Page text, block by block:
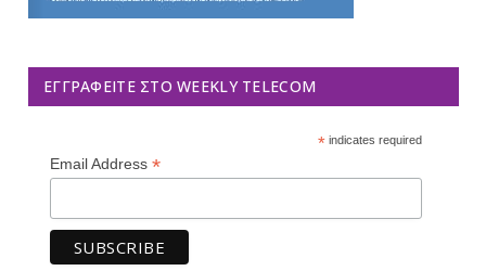
ΕΓΓΡΑΦΕΊΤΕ ΣΤΟ WEEKLY TELECOM
*indicates required
Email Address *